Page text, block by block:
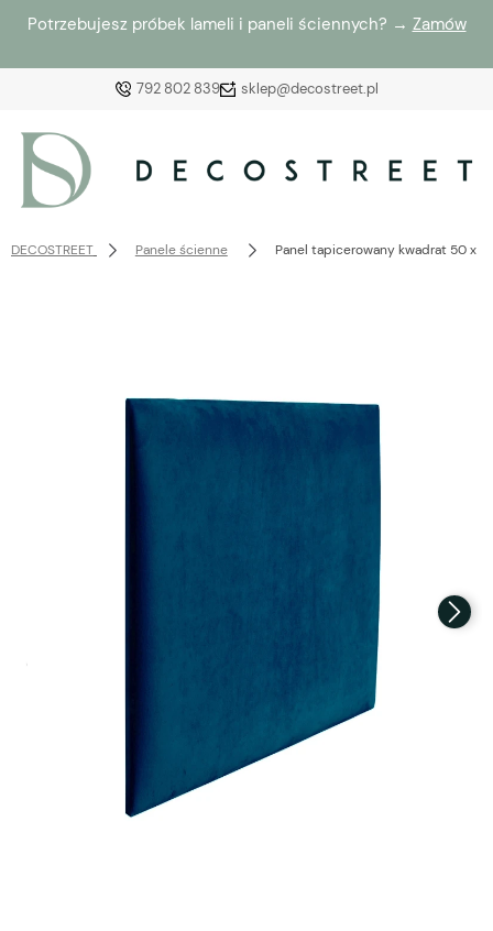
Potrzebujesz próbek lameli i paneli ściennych? → Zamów
792 802 839 sklep@decostreet.pl
Załóż konto
zaloguj się, aby przywrócić dodane produkty do listy
DECOSTREET Panele ścienne Panel tapicerowany kwadrat 50 x